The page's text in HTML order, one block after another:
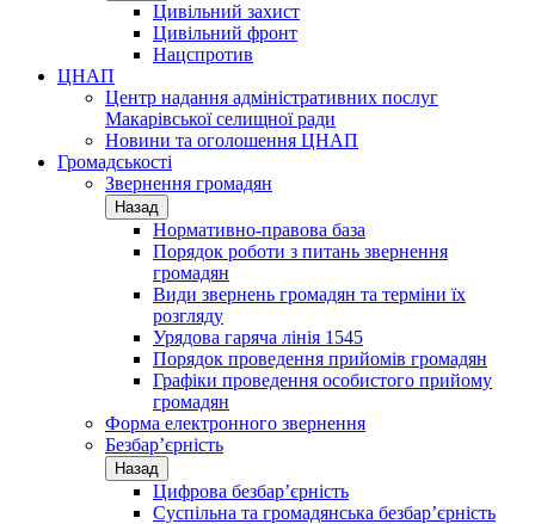
Цивільний захист
Цивільний фронт
Нацспротив
ЦНАП
Центр надання адміністративних послуг
Макарівської селищної ради
Новини та оголошення ЦНАП
Громадськості
Звернення громадян
Назад
Нормативно-правова база
Порядок роботи з питань звернення
громадян
Види звернень громадян та терміни їх
розгляду
Урядова гаряча лінія 1545
Порядок проведення прийомів громадян
Графіки проведення особистого прийому
громадян
Форма електронного звернення
Безбар’єрність
Назад
Цифрова безбар’єрність
Суспільна та громадянська безбар’єрність